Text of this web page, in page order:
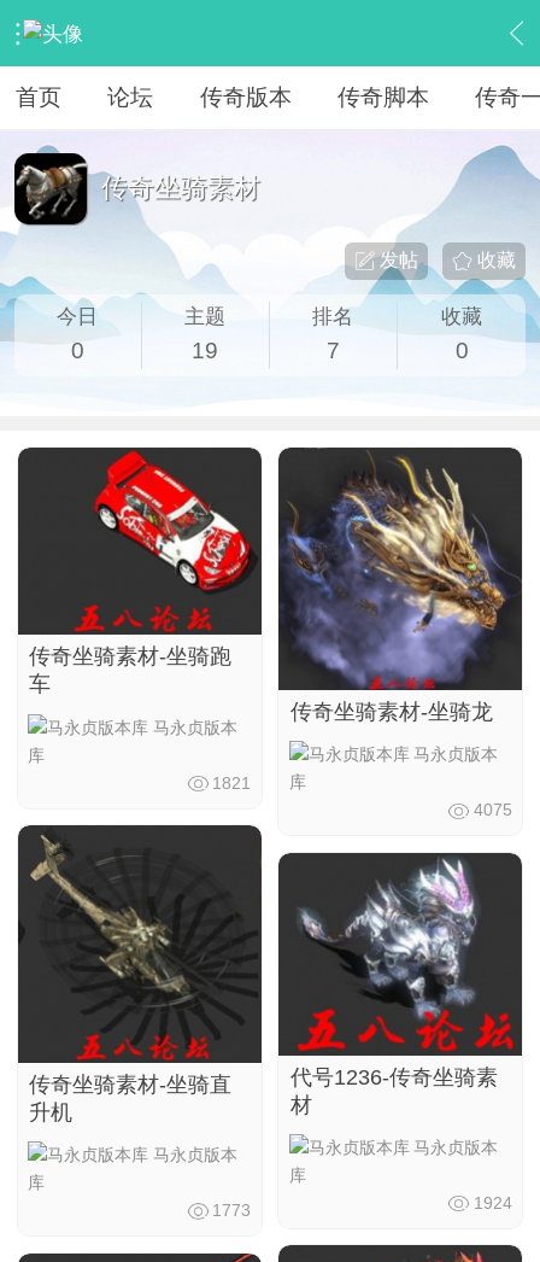
› 素材下载专区 › 传奇坐骑素材
首页 论坛 传奇版本 传奇脚本 传奇
传奇坐骑素材
收藏
发帖
今日
0
主题
19
排名
7
收藏
0
传奇坐骑素材-坐骑跑
车
马永贞版本
库
1821
传奇坐骑素材-坐骑直
升机
马永贞版本
库
1773
传奇坐骑素材-坐骑龙
马永贞版本
库
4075
代号1236-传奇坐骑素
材
马永贞版本
库
1924